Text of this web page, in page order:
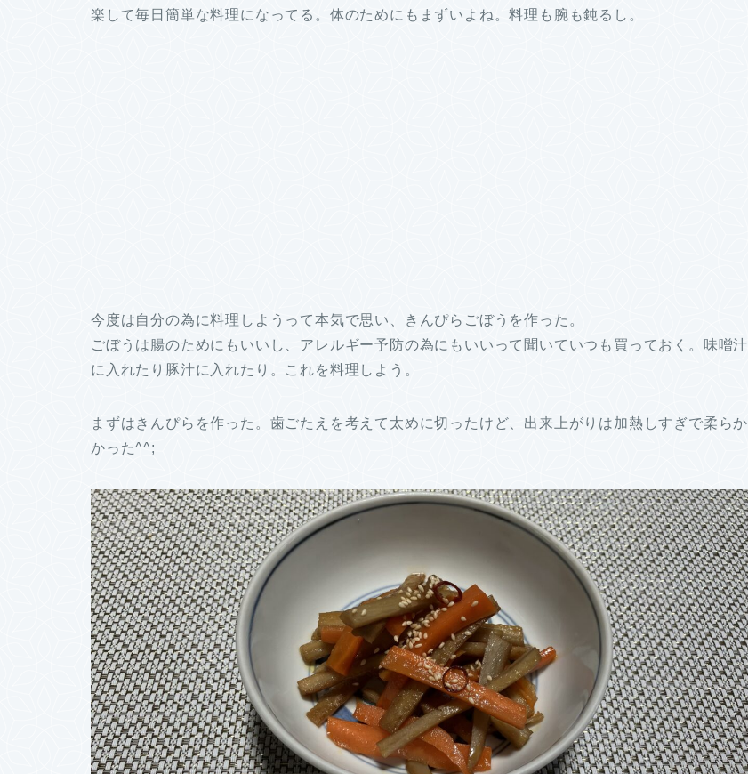
楽して毎日簡単な料理になってる。体のためにもまずいよね。料理も腕も鈍るし。
今度は自分の為に料理しようって本気で思い、きんぴらごぼうを作った。
ごぼうは腸のためにもいいし、アレルギー予防の為にもいいって聞いていつも買っておく。味噌汁
に入れたり豚汁に入れたり。これを料理しよう。
まずはきんぴらを作った。歯ごたえを考えて太めに切ったけど、出来上がりは加熱しすぎで柔らか
かった^^;